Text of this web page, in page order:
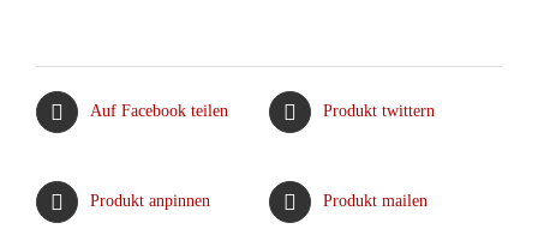
Auf Facebook teilen Produkt twittern
Produkt anpinnen Produkt mailen